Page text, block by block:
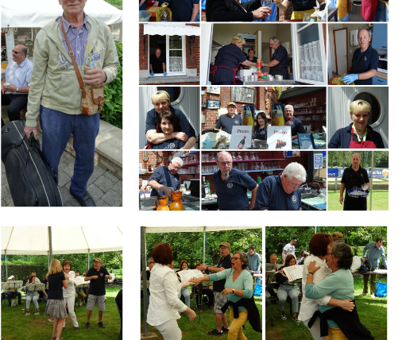
Branding
ARMCHAIR